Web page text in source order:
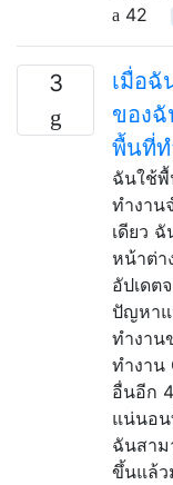
42
3
เมื่อฉั
ของฉั
พื้นที่ท
ฉันใช้
ทำงาน
เดียว
หน้าต่า
อัปเดต
ปัญหาแ
ทำงาน
ทำงาน
อื่นอีก
แน่นอน
ฉันสาม
ขึ้นแล้ว